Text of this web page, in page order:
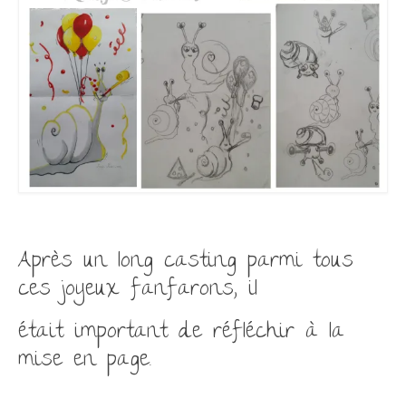
Après un long casting parmi tous
ces joyeux fanfarons, il
était important de réfléchir à la
mise en page.